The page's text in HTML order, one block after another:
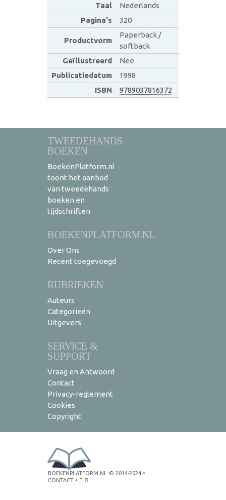
Taal
Nederlands
Pagina's
320
Productvorm
Paperback /
softback
Geïllustreerd
Nee
Publicatiedatum
1998
ISBN
9789037816372
TWEEDEHANDS
BOEKEN
BoekenPlatform.nl
toont het aanbod
van tweedehands
boeken en
tijdschriften
BOEKENPLATFORM.NL
Over Ons
Recent toegevoegd
RUBRIEKEN
Auteurs
Categorieën
Uitgevers
SERVICE &
SUPPORT
Vraag en Antwoord
Contact
Privacy-reglement
Cookies
Copyright
BOEKENPLATFORM.NL © 2014-2024 •
CONTACT •